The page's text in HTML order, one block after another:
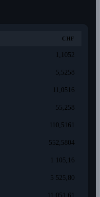
CHF
1,1052
5,5258
11,0516
55,258
110,5161
552,5804
1 105,16
5 525,80
11 051,61